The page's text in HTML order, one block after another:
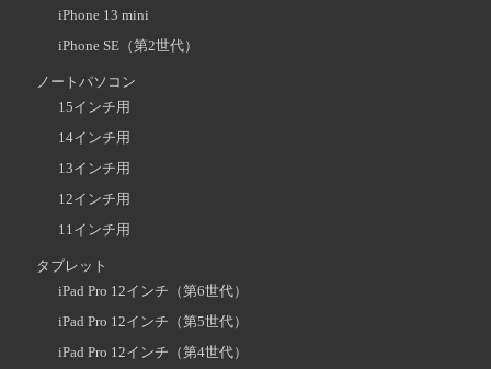
iPhone 13 mini
iPhone SE（第2世代）
ノートパソコン
15インチ用
14インチ用
13インチ用
12インチ用
11インチ用
タブレット
iPad Pro 12インチ（第6世代）
iPad Pro 12インチ（第5世代）
iPad Pro 12インチ（第4世代）